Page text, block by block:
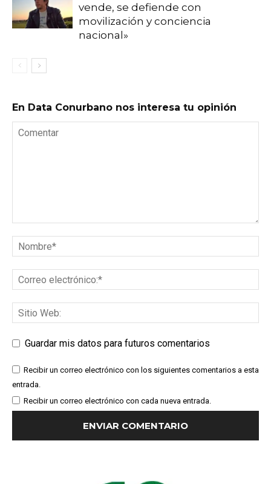
vende, se defiende con
movilización y conciencia
nacional»
En Data Conurbano nos interesa tu opinión
Guardar mis datos para futuros comentarios
Recibir un correo electrónico con los siguientes comentarios a esta
entrada.
Recibir un correo electrónico con cada nueva entrada.